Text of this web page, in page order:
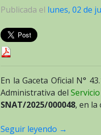
Publicada el lunes, 02 de
En la Gaceta Oficial N°
Administrativa del
SNAT/2025/000048, en la
Seguir leyendo →